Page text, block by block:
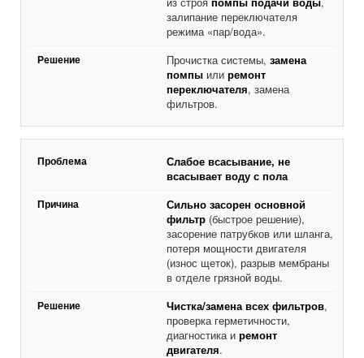
залипание переключателя
режима «пар/вода».
Прочистка системы,замена
помпы илиремонт
переключателя, замена
фильтров.
Слабое всасывание, не
всасывает воду с пола
Сильно засорен основной
фильтр (быстрое решение),
засорение патрубков или шланга,
потеря мощности двигателя
(износ щеток), разрыв мембраны
в отделе грязной воды.
Чистка/замена всех фильтров,
проверка герметичности,
диагностика иремонт
двигателя.